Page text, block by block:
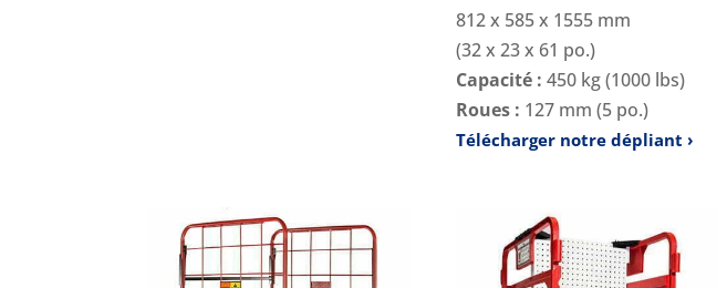
812 x 585 x 1555 mm
(32 x 23 x 61 po.)
Capacité : 450 kg (1000 lbs)
Roues : 127 mm (5 po.)
Télécharger notre dépliant